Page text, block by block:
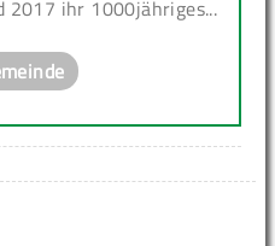
ihr 1000jähriges...